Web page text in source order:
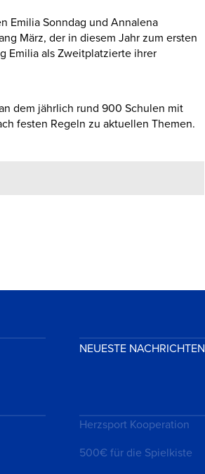
Emilia Sonndag und Annalena
März, der in diesem Jahr zum ersten
Emilia als Zweitplatzierte ihrer
dem jährlich rund 900 Schulen mit
festen Regeln zu aktuellen Themen.
NEUESTE NACHRICHTEN
Herzsport Kooperation
500€ für die Spielkiste